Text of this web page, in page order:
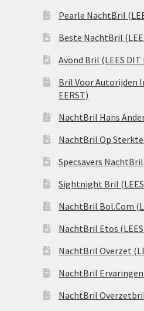
Pearle NachtBril
Beste NachtBril
Avond Bril (LEES DIT
Bril Voor Autorijden
EERST)
NachtBril Hans
NachtBril Op Sterkte
Specsavers NachtBril
Sightnight Bril (LEES
NachtBril Bol.Com
NachtBril Etos (LEES
NachtBril Overzet
NachtBril Ervaringen
NachtBril Overzetbril